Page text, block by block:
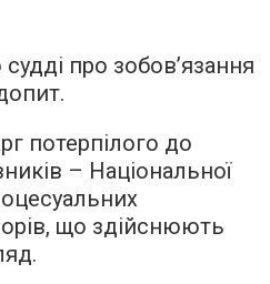
про зобов’язання
потерпілого до
– Національної
що здійснюють